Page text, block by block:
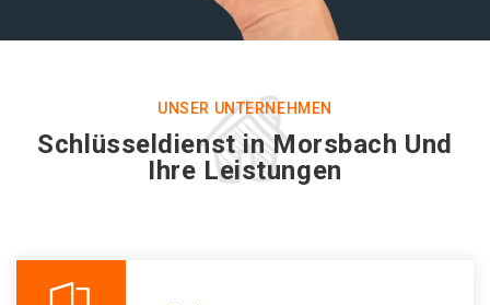
UNSER UNTERNEHMEN
Schlüsseldienst in Morsbach Und
Ihre Leistungen